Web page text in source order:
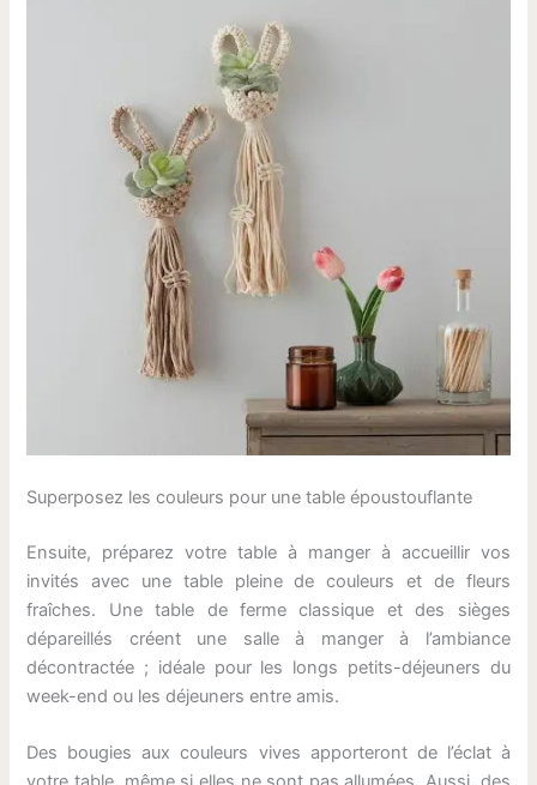
Superposez les couleurs pour une table époustouflante
Ensuite, préparez votre table à manger à accueillir vos
invités avec une table pleine de couleurs et de fleurs
fraîches. Une table de ferme classique et des sièges
dépareillés créent une salle à manger à l’ambiance
décontractée ; idéale pour les longs petits-déjeuners du
week-end ou les déjeuners entre amis.
Des bougies aux couleurs vives apporteront de l’éclat à